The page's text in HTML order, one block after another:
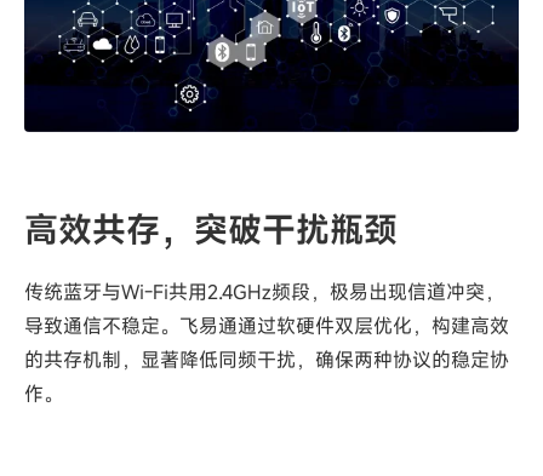
高效共存，突破干扰瓶颈
传统蓝牙与Wi-Fi共用2.4GHz频段，极易出现信道冲突，
导致通信不稳定。飞易通通过软硬件双层优化，构建高效
的共存机制，显著降低同频干扰，确保两种协议的稳定协
作。